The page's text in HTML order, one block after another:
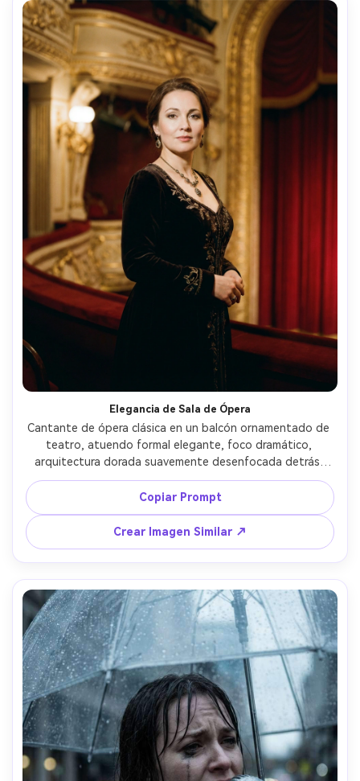
Elegancia de Sala de Ópera
Cantante de ópera clásica en un balcón ornamentado de
teatro, atuendo formal elegante, foco dramático,
arquitectura dorada suavemente desenfocada detrás,
postura erguida con expresión serena, tomada con Nikon
D850 con 85mm f/1.4, plano medio corto, contraste
cinematográfico suave, fotorrealista, sensación de
retrato artístico atemporal, alta resolución --ar 4:5
Copiar Prompt
Crear Imagen Similar ↗